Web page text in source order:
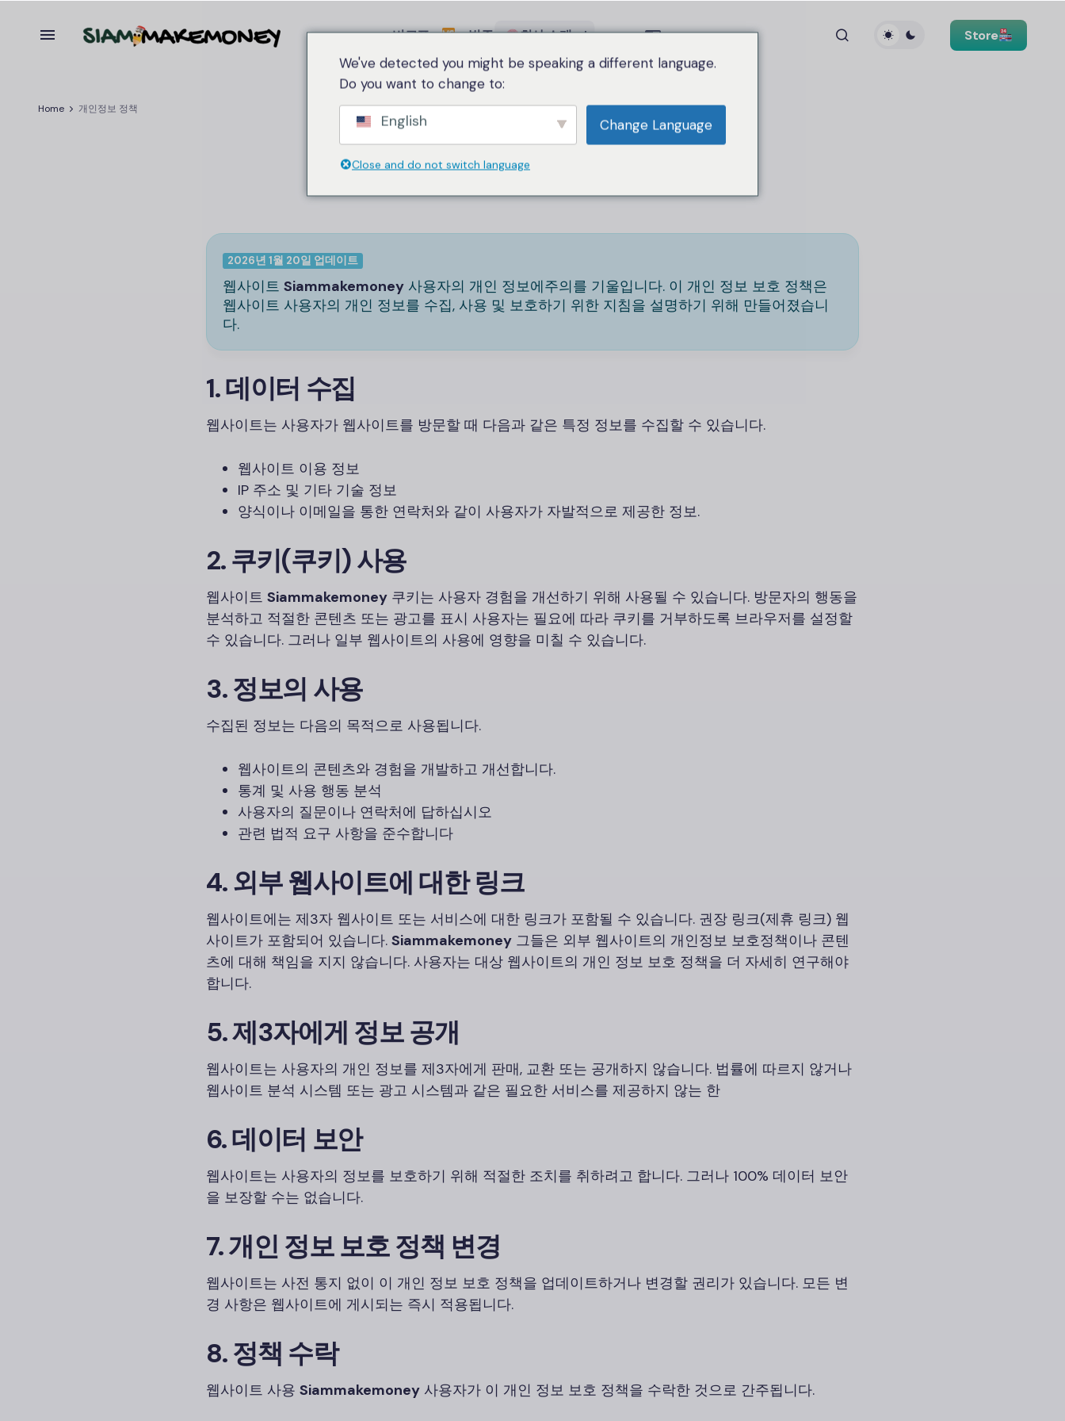
비교표 범주 회사 소개 Language Store
Home 개인정보 정책
개인정보 정책
2026년 1월 20일 업데이트
웹사이트 Siammakemoney 사용자의 개인 정보에주의를 기울입니다. 이 개인 정보 보호 정책은
웹사이트 사용자의 개인 정보를 수집, 사용 및 보호하기 위한 지침을 설명하기 위해 만들어졌습니
다.
1. 데이터 수집
웹사이트는 사용자가 웹사이트를 방문할 때 다음과 같은 특정 정보를 수집할 수 있습니다.
웹사이트 이용 정보
IP 주소 및 기타 기술 정보
양식이나 이메일을 통한 연락처와 같이 사용자가 자발적으로 제공한 정보.
2. 쿠키(쿠키) 사용
웹사이트 Siammakemoney 쿠키는 사용자 경험을 개선하기 위해 사용될 수 있습니다. 방문자의 행동을
분석하고 적절한 콘텐츠 또는 광고를 표시 사용자는 필요에 따라 쿠키를 거부하도록 브라우저를 설정할
수 있습니다. 그러나 일부 웹사이트의 사용에 영향을 미칠 수 있습니다.
3. 정보의 사용
수집된 정보는 다음의 목적으로 사용됩니다.
웹사이트의 콘텐츠와 경험을 개발하고 개선합니다.
통계 및 사용 행동 분석
사용자의 질문이나 연락처에 답하십시오
관련 법적 요구 사항을 준수합니다
4. 외부 웹사이트에 대한 링크
웹사이트에는 제3자 웹사이트 또는 서비스에 대한 링크가 포함될 수 있습니다. 권장 링크(제휴 링크) 웹
사이트가 포함되어 있습니다. Siammakemoney 그들은 외부 웹사이트의 개인정보 보호정책이나 콘텐
츠에 대해 책임을 지지 않습니다. 사용자는 대상 웹사이트의 개인 정보 보호 정책을 더 자세히 연구해야
합니다.
5. 제3자에게 정보 공개
웹사이트는 사용자의 개인 정보를 제3자에게 판매, 교환 또는 공개하지 않습니다. 법률에 따르지 않거나
웹사이트 분석 시스템 또는 광고 시스템과 같은 필요한 서비스를 제공하지 않는 한
6. 데이터 보안
웹사이트는 사용자의 정보를 보호하기 위해 적절한 조치를 취하려고 합니다. 그러나 100% 데이터 보안
을 보장할 수는 없습니다.
7. 개인 정보 보호 정책 변경
웹사이트는 사전 통지 없이 이 개인 정보 보호 정책을 업데이트하거나 변경할 권리가 있습니다. 모든 변
경 사항은 웹사이트에 게시되는 즉시 적용됩니다.
8. 정책 수락
웹사이트 사용 Siammakemoney 사용자가 이 개인 정보 보호 정책을 수락한 것으로 간주됩니다.
We've detected you might be speaking a different language.
Do you want to change to:
English Change Language
Close and do not switch language